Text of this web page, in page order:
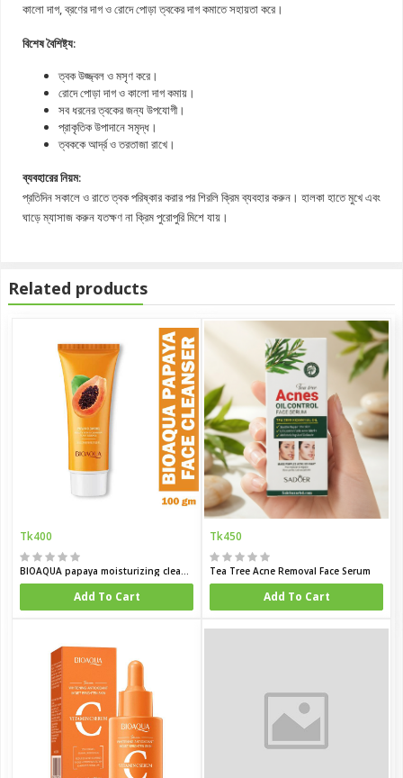
কালো দাগ, ব্রণের দাগ ও রোদে পোড়া ত্বকের দাগ কমাতে সহায়তা করে।
বিশেষ বৈশিষ্ট্য:
ত্বক উজ্জ্বল ও মসৃণ করে।
রোদে পোড়া দাগ ও কালো দাগ কমায়।
সব ধরনের ত্বকের জন্য উপযোগী।
প্রাকৃতিক উপাদানে সমৃদ্ধ।
ত্বককে আর্দ্র ও তরতাজা রাখে।
ব্যবহারের নিয়ম:
প্রতিদিন সকালে ও রাতে ত্বক পরিষ্কার করার পর শিরলি ক্রিম ব্যবহার করুন। হালকা হাতে মুখে এবং
ঘাড়ে ম্যাসাজ করুন যতক্ষণ না ক্রিম পুরোপুরি মিশে যায়।
Related products
Tk400
BIOAQUA papaya moisturizing cleanser 100g
Add To Cart
Tk450
Tea Tree Acne Removal Face Serum
Add To Cart